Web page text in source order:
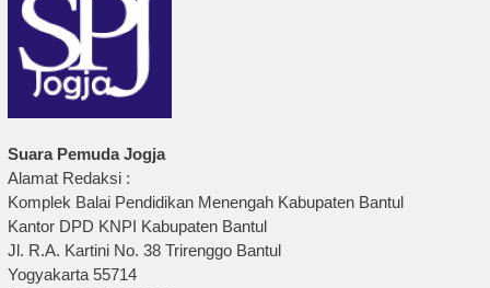
Suara Pemuda Jogja
Alamat Redaksi :
Komplek Balai Pendidikan Menengah Kabupaten Bantul
Kantor DPD KNPI Kabupaten Bantul
Jl. R.A. Kartini No. 38 Trirenggo Bantul
Yogyakarta 55714